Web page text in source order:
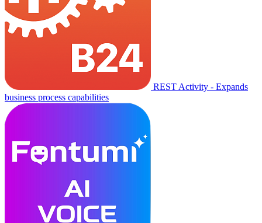
REST Activity - Expands
business process capabilities